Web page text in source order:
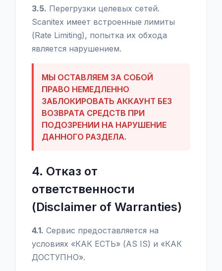
3.5. Перегрузки целевых сетей.
Scanitex имеет встроенные лимиты
(Rate Limiting), попытка их обхода
является нарушением.
МЫ ОСТАВЛЯЕМ ЗА СОБОЙ
ПРАВО НЕМЕДЛЕННО
ЗАБЛОКИРОВАТЬ АККАУНТ БЕЗ
ВОЗВРАТА СРЕДСТВ ПРИ
ПОДОЗРЕНИИ НА НАРУШЕНИЕ
ДАННОГО РАЗДЕЛА.
4. Отказ от
ответственности
(Disclaimer of Warranties)
4.1. Сервис предоставляется на
условиях «КАК ЕСТЬ» (AS IS) и «КАК
ДОСТУПНО».